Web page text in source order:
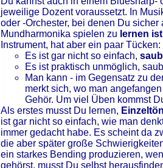
jeweilige Dozent voraussetzt. In
oder -Orchester, bei denen Du
Mundharmonika spielen zu lernen
Instrument, hat aber ein paar Tücken:
Es ist gar nicht so einfach,
Es ist praktisch unmöglich,
Man kann - im Gegensatz zu
merkt sich, wo man
Gehör. Um viel Üben kommst
Als erstes musst Du lernen,
ist gar nicht so einfach, wie man
immer gedacht habe. Es scheint da
die aber später große
ein starkes Bending produzieren,
gehörst, musst Du selbst